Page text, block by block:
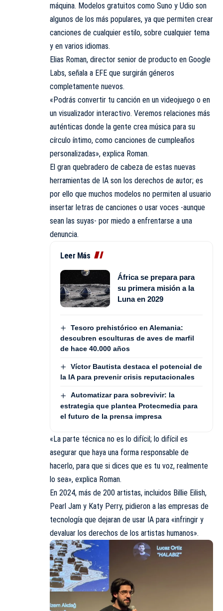
máquina. Modelos gratuitos como Suno y Udio son
algunos de los más populares, ya que permiten crear
canciones de cualquier estilo, sobre cualquier tema
y en varios idiomas.
Elias Roman, director senior de producto en Google
Labs, señala a EFE que surgirán géneros
completamente nuevos.
«Podrás convertir tu canción en un videojuego o en
un visualizador interactivo. Veremos relaciones más
auténticas donde la gente crea música para su
círculo íntimo, como canciones de cumpleaños
personalizadas», explica Roman.
El gran quebradero de cabeza de estas nuevas
herramientas de IA son los derechos de autor; es
por ello que muchos modelos no permiten al usuario
insertar letras de canciones o usar voces -aunque
sean las suyas- por miedo a enfrentarse a una
denuncia.
Leer Más
África se prepara para
su primera misión a la
Luna en 2029
Tesoro prehistórico en Alemania:
descubren esculturas de aves de marfil
de hace 40.000 años
Víctor Bautista destaca el potencial de
la IA para prevenir crisis reputacionales
Automatizar para sobrevivir: la
estrategia que plantea Protecmedia para
el futuro de la prensa impresa
«La parte técnica no es lo difícil; lo difícil es
asegurar que haya una forma responsable de
hacerlo, para que si dices que es tu voz, realmente
lo sea», explica Roman.
En 2024, más de 200 artistas, incluidos Billie Eilish,
Pearl Jam y Katy Perry, pidieron a las empresas de
tecnología que dejaran de usar IA para «infringir y
devaluar los derechos de los artistas humanos».